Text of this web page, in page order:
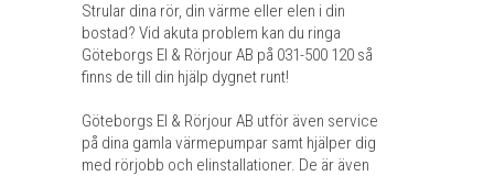
Strular dina rör, din värme eller elen i din
bostad? Vid akuta problem kan du ringa
Göteborgs El & Rörjour AB på 031-500 120 så
finns de till din hjälp dygnet runt!
Göteborgs El & Rörjour AB utför även service
på dina gamla värmepumpar samt hjälper dig
med rörjobb och elinstallationer. De är även